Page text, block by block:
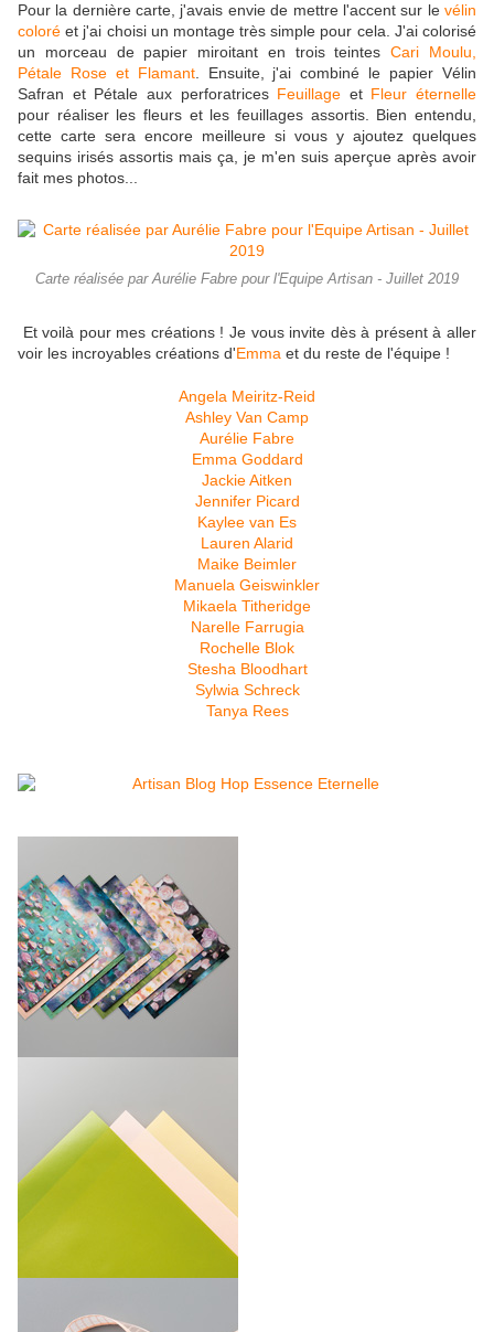
Pour la dernière carte, j'avais envie de mettre l'accent sur le vélin
coloré et j'ai choisi un montage très simple pour cela. J'ai colorisé
un morceau de papier miroitant en trois teintesCari Moulu,
Pétale Rose et Flamant. Ensuite, j'ai combiné le papier Vélin
Safran et Pétale aux perforatrices Feuillage et Fleur éternelle
pour réaliser les fleurs et les feuillages assortis. Bien entendu,
cette carte sera encore meilleure si vous y ajoutez quelques
sequins irisés assortis mais ça, je m'en suis aperçue après avoir
fait mes photos...
Carte réalisée par Aurélie Fabre pour l'Equipe Artisan - Juillet 2019
Et voilà pour mes créations ! Je vous invite dès à présent à aller
voir les incroyables créations d'Emma et du reste de l'équipe !
Angela Meiritz-Reid
Ashley Van Camp
Aurélie Fabre
Emma Goddard
Jackie Aitken
Jennifer Picard
Kaylee van Es
Lauren Alarid
Maike Beimler
Manuela Geiswinkler
Mikaela Titheridge
Narelle Farrugia
Rochelle Blok
Stesha Bloodhart
Sylwia Schreck
Tanya Rees